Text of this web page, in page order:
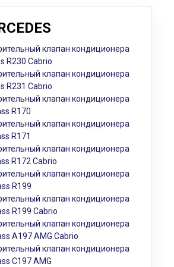
клапан кондиционера
R230 Cabrio
клапан кондиционера
R231 Cabrio
клапан кондиционера
R170
клапан кондиционера
R171
клапан кондиционера
R172 Cabrio
клапан кондиционера
R199
клапан кондиционера
R199 Cabrio
клапан кондиционера
A197 AMG Cabrio
клапан кондиционера
C197 AMG